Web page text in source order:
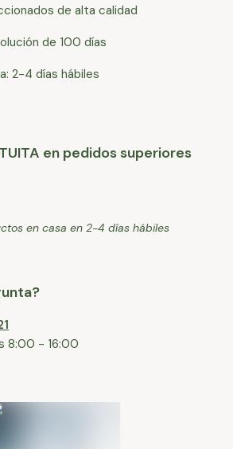
de alta calidad
de 100 días
2-4 días hábiles
en pedidos superiores
en casa en 2-4 días hábiles
8:00 - 16:00